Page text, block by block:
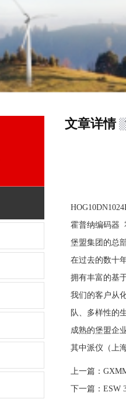
文章详情
霍普纳编码器
堡盟集团的总
在过去的数十
拥有丰富的基
我们的客户从
队、多样性的
成熟的堡盟企
其中派仪（上
上一篇：
下一篇： ESW